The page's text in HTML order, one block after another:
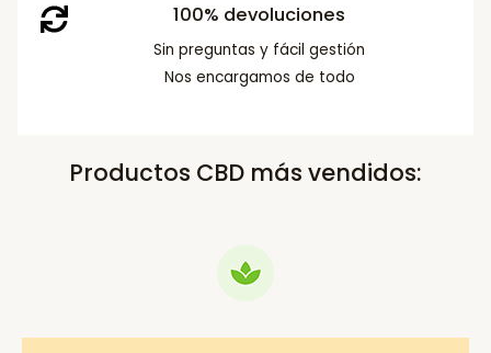
100% devoluciones
Sin preguntas y fácil gestión
Nos encargamos de todo
Productos CBD más vendidos: